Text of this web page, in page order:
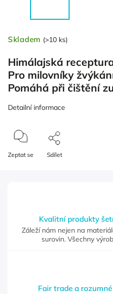
Skladem (>10 ks)
Himálajská
Pro milovníky
Pomáhá při čištění
Detailní informace
Zeptat se Sdílet
Kvalitní produkty
Záleží nám nejen na
surovin. Všechny
Fair trade a